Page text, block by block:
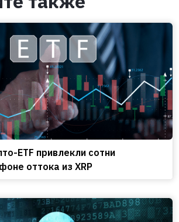
ETF привлекли сотни
оттока из XRP